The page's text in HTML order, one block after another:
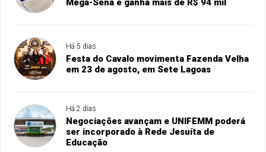
Mega-Sena e ganha mais de R$ 94 mil
Há 5 dias
Festa do Cavalo movimenta Fazenda Velha
em 23 de agosto, em Sete Lagoas
Há 2 dias
Negociações avançam e UNIFEMM poderá
ser incorporado à Rede Jesuíta de
Educação